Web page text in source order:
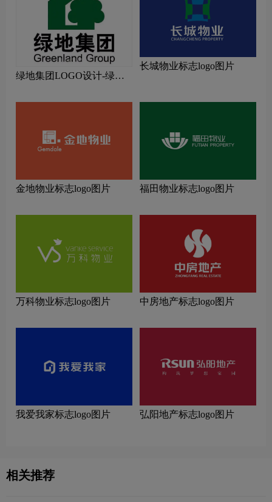
绿地集团LOGO设计-绿地
长城物业标志logo图片
金地物业标志logo图片 福田物业标志logo图片
万科物业标志logo图片 中房地产标志logo图片
我爱我家标志logo图片 弘阳地产标志logo图片
相关推荐